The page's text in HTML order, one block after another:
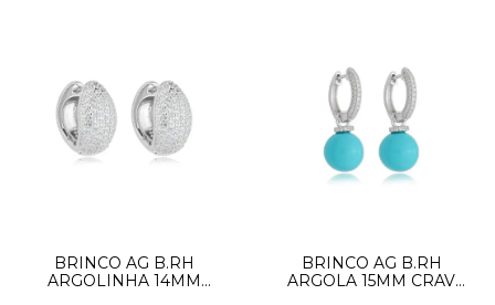
BRINCO AG B.RH
ARGOLINHA 14MM
BRINCO AG B.RH
ARGOLA 15MM CRAV